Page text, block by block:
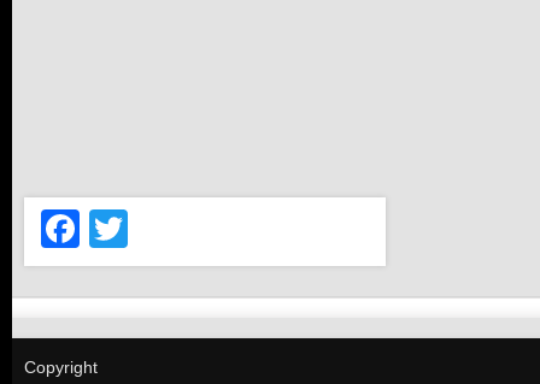
Facebook
Copyright